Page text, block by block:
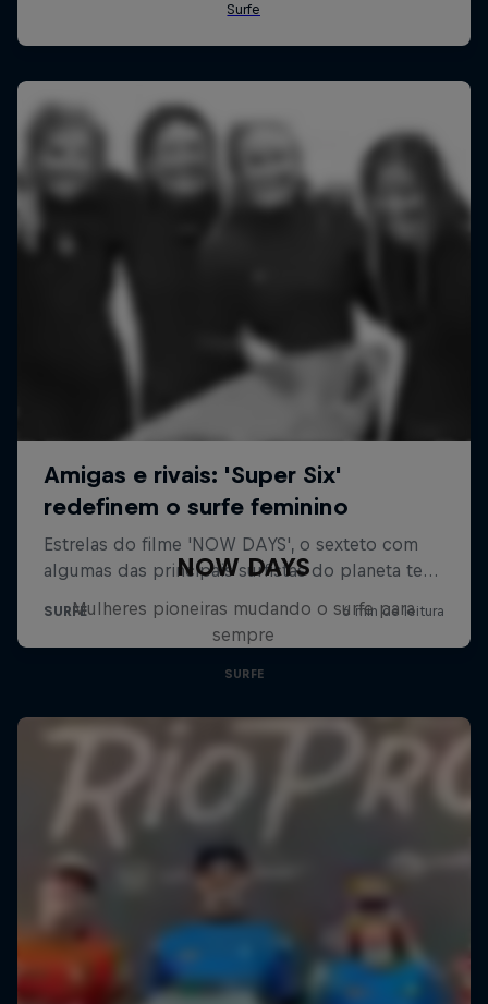
NOW DAYS
Mulheres pioneiras mudando o surfe para
sempre
SURFE